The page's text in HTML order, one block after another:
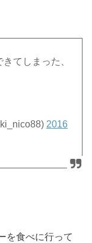
てしまった、
2016
を食べに行って